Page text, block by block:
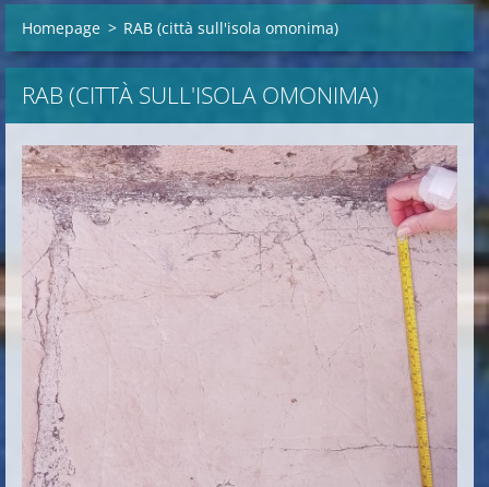
Homepage > RAB (città sull'isola omonima)
RAB (CITTÀ SULL'ISOLA OMONIMA)